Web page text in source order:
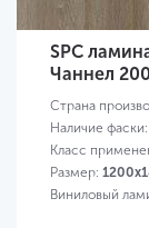
SPC
Чаннел
Страна
Наличие фаски:
Класс
Размер:
Виниловый